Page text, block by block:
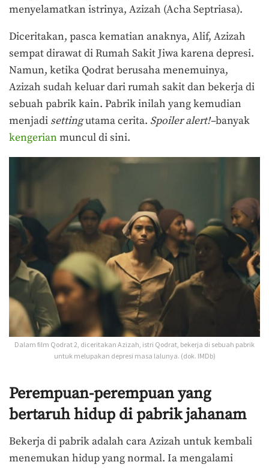
menyelamatkan istrinya, Azizah (Acha Septriasa).
Diceritakan, pasca kematian anaknya, Alif, Azizah
sempat dirawat di Rumah Sakit Jiwa karena depresi.
Namun, ketika Qodrat berusaha menemuinya,
Azizah sudah keluar dari rumah sakit dan bekerja di
sebuah pabrik kain. Pabrik inilah yang kemudian
menjadi settingutama cerita. Spoiler alert!–banyak
kengerian muncul di sini.
Dalam film Qodrat 2, diceritakan Azizah, istri Qodrat, bekerja di sebuah pabrik
untuk melupakan depresi masa lalunya. (dok. IMDb)
Perempuan-perempuan yang
bertaruh hidup di pabrik jahanam
Bekerja di pabrik adalah cara Azizah untuk kembali
menemukan hidup yang normal. Ia mengalami